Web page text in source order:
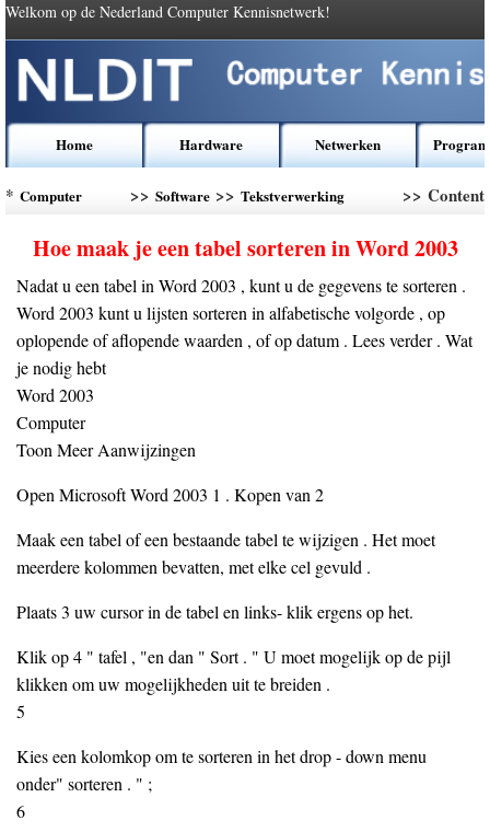
Welkom op de Nederland Computer Kennisnetwerk!
Home Hardware Netwerken
* Computer
>> Software>> Tekstverwerking
>> Content
Hoe maak je een tabel sorteren in Word 2003
Nadat u een tabel in Word 2003 , kunt u de gegevens te sorteren .
Word 2003 kunt u lijsten sorteren in alfabetische volgorde , op
oplopende of aflopende waarden , of op datum . Lees verder . Wat
je nodig hebt
Word 2003
Computer
Toon Meer Aanwijzingen
Open Microsoft Word 2003 1 . Kopen van 2
Maak een tabel of een bestaande tabel te wijzigen . Het moet
meerdere kolommen bevatten, met elke cel gevuld .
Plaats 3 uw cursor in de tabel en links- klik ergens op het.
Klik op 4 " tafel , "en dan " Sort . " U moet mogelijk op de pijl
klikken om uw mogelijkheden uit te breiden .
5
Kies een kolomkop om te sorteren in het drop - down menu
onder" sorteren . " ;
6